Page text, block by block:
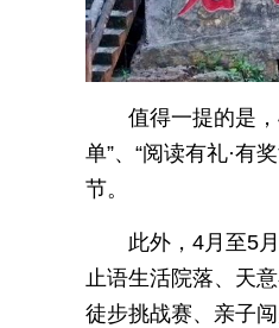
值得一提的是
单”、“阅读有礼·有
节。
此外，4月至5
止语生活院落、天
徒步挑战赛、亲子